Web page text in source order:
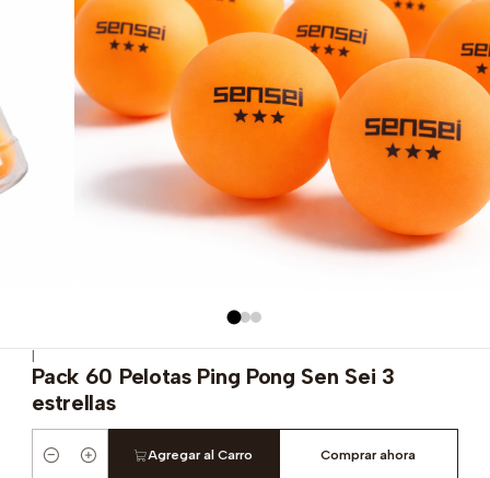
|
Pack 60 Pelotas Ping Pong Sen Sei 3
estrellas
Cantidad
Agregar al Carro Comprar ahora